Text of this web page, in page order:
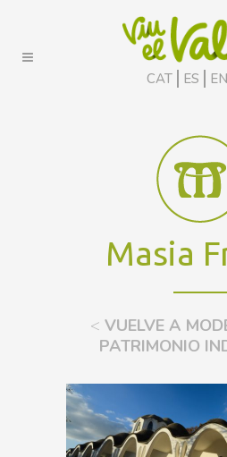
CAT ES EN
Masia
< VUELVE A
PATRIMONIO